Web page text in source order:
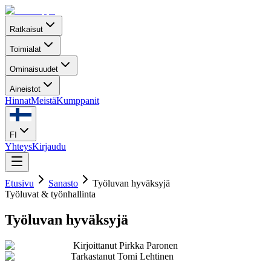
Ratkaisut
Toimialat
Ominaisuudet
Aineistot
HinnatMeistäKumppanit
FI
YhteysKirjaudu
Etusivu Sanasto
Työluvan hyväksyjä
Työluvat & työnhallinta
Työluvan hyväksyjä
Kirjoittanut Pirkka Paronen
Tarkastanut Tomi Lehtinen